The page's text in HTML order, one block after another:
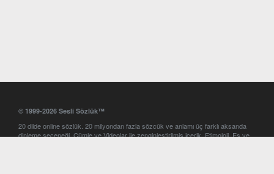
© 1999-2026 Sesli Sözlük™
20 dilde online sözlük. 20 milyondan fazla sözcük ve anlamı üç farklı aksanda
dinleme seçeneği. Cümle ve Videolar ile zenginleştirilmiş içerik. Etimoloji, Eş ve